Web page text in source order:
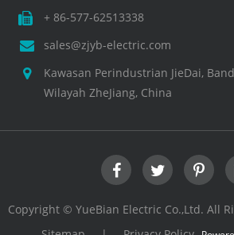
+ 86-577-62513338
sales@zjyb-electric.com
Kawasan Perindustrian JieDai,
Wilayah ZheJiang, China
Copyright © YueBian Electric Co.,Ltd. All